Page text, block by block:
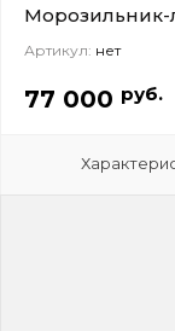
Морозильник-
Артикул: нет
77 000 руб.